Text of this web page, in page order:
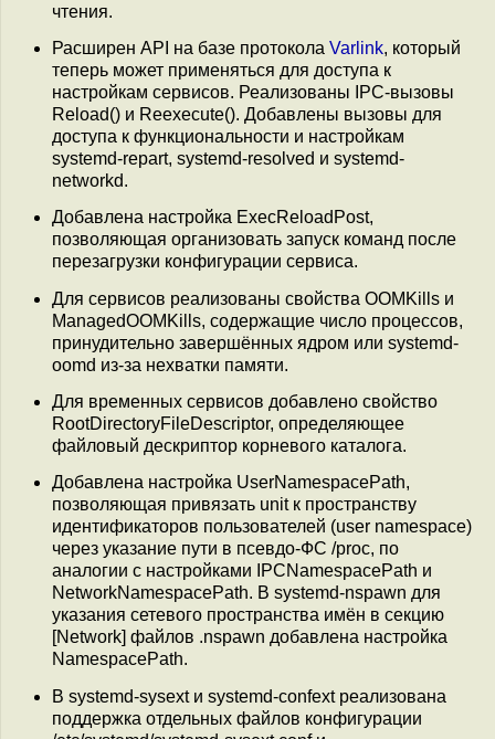
чтения.
Расширен API на базе протокола Varlink, который
теперь может применяться для доступа к
настройкам сервисов. Реализованы IPC-вызовы
Reload() и Reexecute(). Добавлены вызовы для
доступа к функциональности и настройкам
systemd-repart, systemd-resolved и systemd-
networkd.
Добавлена настройка ExecReloadPost,
позволяющая организовать запуск команд после
перезагрузки конфигурации сервиса.
Для сервисов реализованы свойства OOMKills и
ManagedOOMKills, содержащие число процессов,
принудительно завершённых ядром или systemd-
oomd из-за нехватки памяти.
Для временных сервисов добавлено свойство
RootDirectoryFileDescriptor, определяющее
файловый дескриптор корневого каталога.
Добавлена настройка UserNamespacePath,
позволяющая привязать unit к пространству
идентификаторов пользователей (user namespace)
через указание пути в псевдо-ФС /proc, по
аналогии с настройками IPCNamespacePath и
NetworkNamespacePath. В systemd-nspawn для
указания сетевого пространства имён в секцию
[Network] файлов .nspawn добавлена настройка
NamespacePath.
В systemd-sysext и systemd-confext реализована
поддержка отдельных файлов конфигурации